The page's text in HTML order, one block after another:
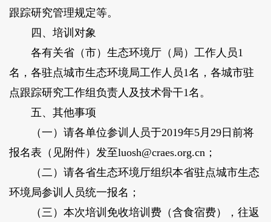
跟踪研究管理规定等。
四、培训对象
各有关省（市）生态环境厅（局）工作人员1
名，各驻点城市生态环境局工作人员1名，各城市驻
点跟踪研究工作组负责人及技术骨干1名。
五、其他事项
（一）请各单位参训人员于2019年5月29日前将
报名表（见附件）发至luosh@craes.org.cn；
（二）请各省生态环境厅组织本省驻点城市生态
环境局参训人员统一报名；
（三）本次培训免收培训费（含食宿费），往返